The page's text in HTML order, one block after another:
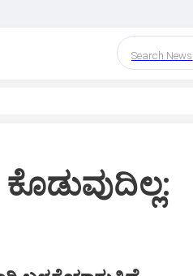
Search News